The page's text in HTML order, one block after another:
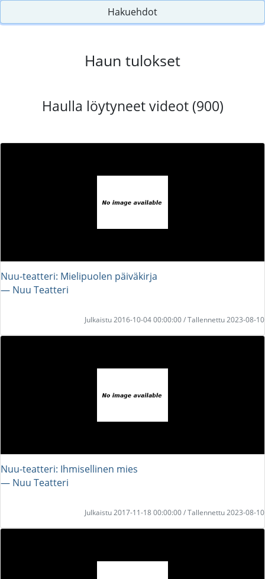
Hakuehdot
Haun tulokset
Haulla löytyneet videot (900)
Nuu-teatteri: Mielipuolen päiväkirja
― Nuu Teatteri
Julkaistu 2016-10-04 00:00:00 / Tallennettu 2023-08-10
Nuu-teatteri: Ihmisellinen mies
― Nuu Teatteri
Julkaistu 2017-11-18 00:00:00 / Tallennettu 2023-08-10